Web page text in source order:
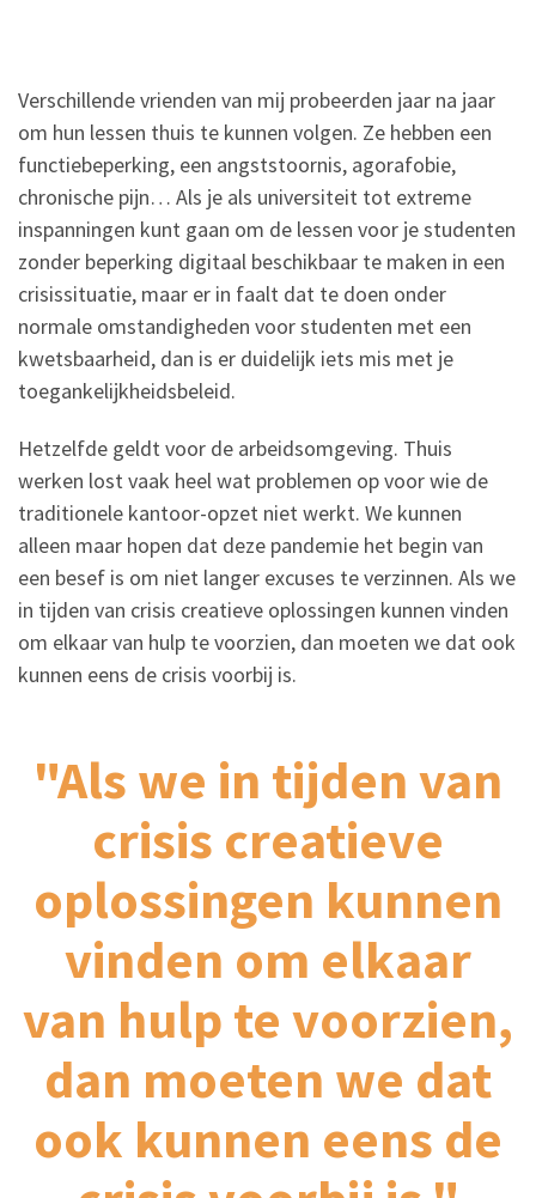
Verschillende vrienden van mij probeerden jaar na jaar
om hun lessen thuis te kunnen volgen. Ze hebben een
functiebeperking, een angststoornis, agorafobie,
chronische pijn… Als je als universiteit tot extreme
inspanningen kunt gaan om de lessen voor je studenten
zonder beperking digitaal beschikbaar te maken in een
crisissituatie, maar er in faalt dat te doen onder
normale omstandigheden voor studenten met een
kwetsbaarheid, dan is er duidelijk iets mis met je
toegankelijkheidsbeleid.
Hetzelfde geldt voor de arbeidsomgeving. Thuis
werken lost vaak heel wat problemen op voor wie de
traditionele kantoor-opzet niet werkt. We kunnen
alleen maar hopen dat deze pandemie het begin van
een besef is om niet langer excuses te verzinnen. Als we
in tijden van crisis creatieve oplossingen kunnen vinden
om elkaar van hulp te voorzien, dan moeten we dat ook
kunnen eens de crisis voorbij is.
"Als we in tijden van
crisis creatieve
oplossingen kunnen
vinden om elkaar
van hulp te voorzien,
dan moeten we dat
ook kunnen eens de